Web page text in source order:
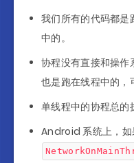
我们所有的代码都是
中的。
协程没有直接和操作
也是跑在线程中的，
单线程中的协程总的
Android 系统上，如